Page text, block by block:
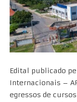
Edital publicado
Internacionais –
egressos de